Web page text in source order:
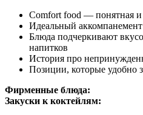
Comfort food — понятная и
Идеальный
Блюда подчеркивают
напитков
История про
Позиции, которые удобно
Фирменные блюда:
Закуски к коктейлям: